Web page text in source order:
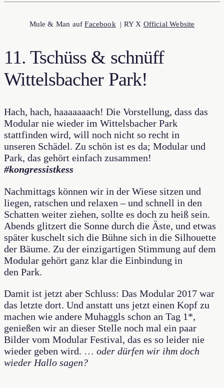
Mule & Man aufFacebook| RY X Official Website
11. Tschüss & schnüff
Wittelsbacher Park!
Hach, hach, haaaaaaach! Die Vorstellung, dass das
Modular nie wieder im Wittelsbacher Park
stattfinden wird, will noch nicht so recht in
unseren Schädel. Zu schön ist es da; Modular und
Park, das gehört einfach zusammen!
#kongressistkess
Nachmittags können wir in der Wiese sitzen und
liegen, ratschen und relaxen – und schnell in den
Schatten weiter ziehen, sollte es doch zu heiß sein.
Abends glitzert die Sonne durch die Äste, und etwas
später kuschelt sich die Bühne sich in die Silhouette
der Bäume. Zu der einzigartigen Stimmung auf dem
Modular gehört ganz klar die Einbindung in
den Park.
Damit ist jetzt aber Schluss: Das Modular 2017 war
das letzte dort. Und anstatt uns jetzt einen Kopf zu
machen wie andere Muhaggls schon an Tag 1*,
genießen wir an dieser Stelle noch mal ein paar
Bilder vom Modular Festival, das es so leider nie
wieder geben wird. … oder dürfen wir ihm doch
wieder Hallo sagen?